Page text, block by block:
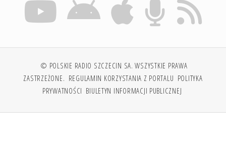
© POLSKIE RADIO SZCZECIN SA. WSZYSTKIE PRAWA
ZASTRZEŻONE. REGULAMIN KORZYSTANIA Z PORTALU POLITYKA
PRYWATNOŚCI BIULETYN INFORMACJI PUBLICZNEJ